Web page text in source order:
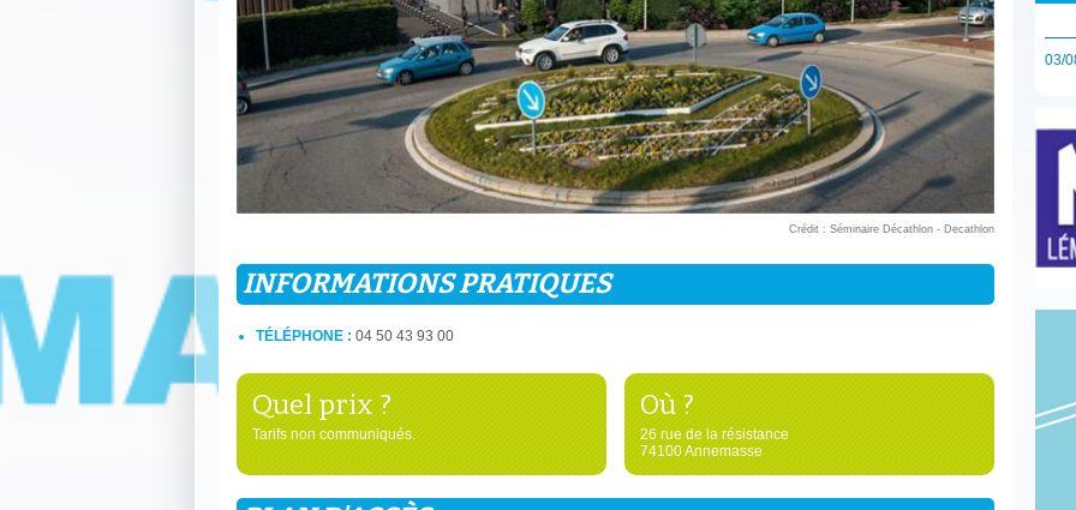
Crédit : Séminaire Décathlon - Decathlon
INFORMATIONS PRATIQUES
TÉLÉPHONE : 04 50 43 93 00
Quel prix ?
Tarifs non communiqués.
Où ?
26 rue de la résistance
74100 Annemasse
03/